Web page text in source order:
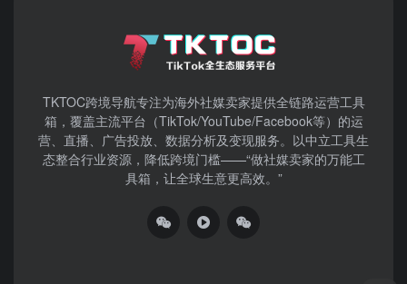
TKTOC跨境导航​专注为海外社媒卖家提供全链路运营工具
箱，覆盖主流平台（TikTok/YouTube/Facebook等）​的运
营、直播、广告投放、数据分析及变现服务。以中立工具生
态整合行业资源，降低跨境门槛——“做社媒卖家的万能工
具箱，让全球生意更高效。”